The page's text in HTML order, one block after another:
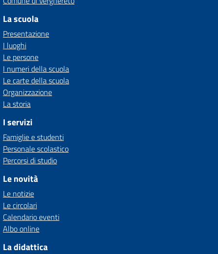
La scuola
Presentazione
I luoghi
Le persone
I numeri della scuola
Le carte della scuola
Organizzazione
La storia
I servizi
Famiglie e studenti
Personale scolastico
Percorsi di studio
Le novità
Le notizie
Le circolari
Calendario eventi
Albo online
La didattica